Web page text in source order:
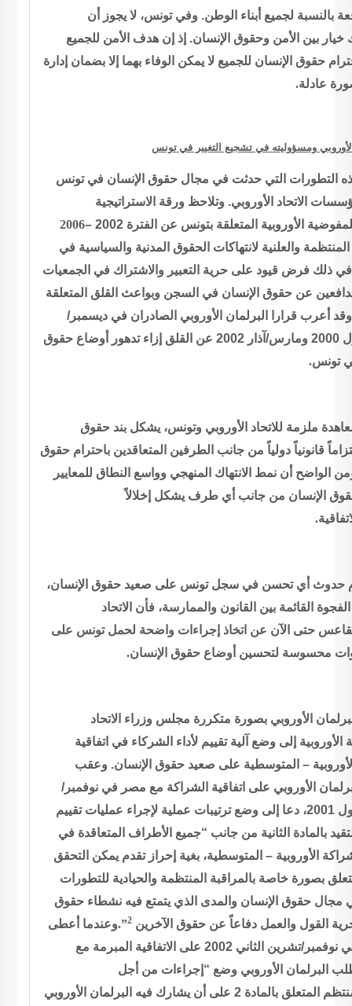
بالنسبة لجميع أبناء الوطن. وفي تونس، لا يجوز أن
خيار بين الأمن وحقوق الإنسان. إذ إن هدف الأمن للجميع
حقوق الإنسان للجميع لا يمكن الوفاء بهما إلا بضمان إدارة
عادلة.
الأوروبي ومسؤوليته في تشجيع التغيير في تونس
التطورات التي حدثت في مجال حقوق الإنسان في تونس
الاتحاد الأوروبي. وتلاحظ ورقة الاستراتيجية
الأوروبية المتعلقة بتونس عن الفترة 2002
–
2006
المنتظمة والعلنية لانتهاكات الحقوق المدنية والسياسية في
في ذلك فرض قيود على حرية التعبير والاشتراك في الجمعيات
عن حقوق الإنسان في السجن وبواعث القلق المتعلقة
وقد أعرب قرارا البرلمان الأوروبي الصادران في ديسمبر/
أوضاع
حقوق
تونس.
ملزمة للاتحاد الأوروبي وتونس، يشكل بند حقوق
قانونياً دولياً من جانب الطرفين المتعاقدين باحترام حقوق
الواضح أن نمط الانتهاك المنهجي وواسع النطاق للمعايير
الإنسان من جانب أي طرف يشكل إخلالاً
.
حدوث أي تحسن في سجل تونس على صعيد حقوق الإنسان،
القائمة بين القانون والممارسة، فأن الاتحاد
حتى الآن عن اتخاذ إجراءات واضحة لحمل تونس على
محسوسة لتحسين أوضاع حقوق الإنسان.
الأوروبي بصورة متكررة مجلس وزراء الاتحاد
الأوروبية إلى وضع آلية تقييم لأداء الشركاء في اتفاقية
– المتوسطية على صعيد حقوق الإنسان. وعقب
الأوروبي على اتفاقية الشراكة مع مصر في نوفمبر/
تشرين الأول 2001، دعا إلى وضع ترتيبات عملية لإجراء عمليات تقييم
بالمادة الثانية من جانب “جميع الأطراف المتعاقدة في
الأوروبية – المتوسطية، بغية إحراز تقدم يمكن التحقق
بصورة خاصة بالمراقبة المنتظمة والحيادية للتطورات
مجال حقوق الإنسان والمدى الذي يتمتع فيه نشطاء حقوق
القول والعمل دفاعاً عن حقوق الآخرين .”2
وعندما أعطى
تشرين الثاني 2002 على
الاتفاقية المبرمة مع
البرلمان الأوروبي وضع “إجراءات من أجل
المنتظم المتعلق بالمادة 2 على أن يشارك فيه البرلمان الأوروبي